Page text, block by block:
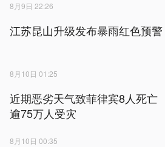
8月9日 22:26
江苏昆山升级发布暴雨红色预警
8月10日 01:25
近期恶劣天气致菲律宾8人死亡
逾75万人受灾
8月10日 00:35